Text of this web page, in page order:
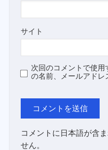
サイト
次回のコメントで使
の名前、メールアドレ
コメントに日本語が含
せん。